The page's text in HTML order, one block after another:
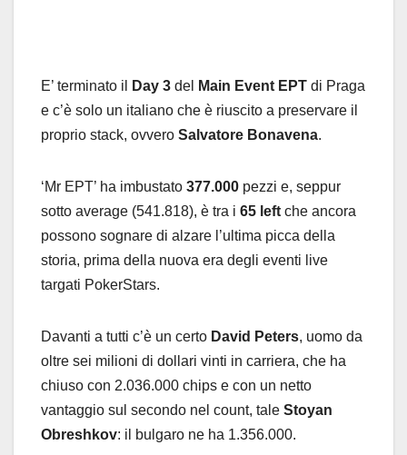
E’ terminato il Day 3 del Main Event EPT di Praga
e c’è solo un italiano che è riuscito a preservare il
proprio stack, ovvero Salvatore Bonavena.
‘Mr EPT’ ha imbustato 377.000 pezzi e, seppur
sotto average (541.818), è tra i 65 left che ancora
possono sognare di alzare l’ultima picca della
storia, prima della nuova era degli eventi live
targati PokerStars.
Davanti a tutti c’è un certo David Peters, uomo da
oltre sei milioni di dollari vinti in carriera, che ha
chiuso con 2.036.000 chips e con un netto
vantaggio sul secondo nel count, tale Stoyan
Obreshkov: il bulgaro ne ha 1.356.000.